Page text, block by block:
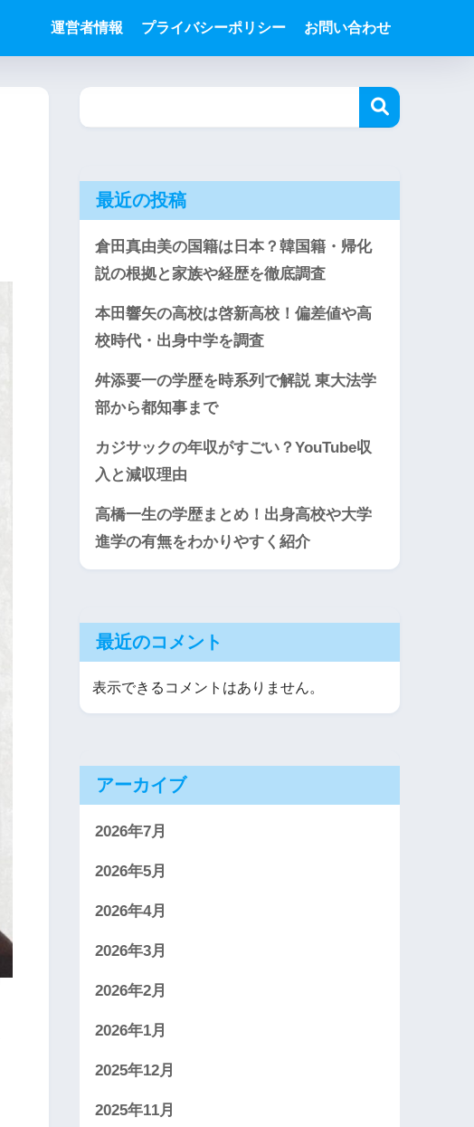
運営者情報 プライバシーポリシー お問い合わせ
最近の投稿
倉田真由美の国籍は日本？韓国籍・帰化
説の根拠と家族や経歴を徹底調査
本田響矢の高校は啓新高校！偏差値や高
校時代・出身中学を調査
舛添要一の学歴を時系列で解説 東大法学
部から都知事まで
カジサックの年収がすごい？YouTube収
入と減収理由
高橋一生の学歴まとめ！出身高校や大学
進学の有無をわかりやすく紹介
最近のコメント
表示できるコメントはありません。
アーカイブ
2026年7月
2026年5月
2026年4月
2026年3月
2026年2月
2026年1月
2025年12月
2025年11月